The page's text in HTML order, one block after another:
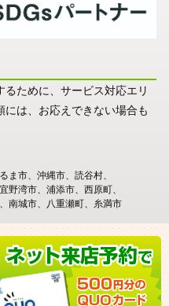
ために、サービス対応エリ
は、お応えできない場合も
ま市 沖縄市
読谷村
宜野湾市 浦添市
西原町
南城市 八重瀬町 糸満市